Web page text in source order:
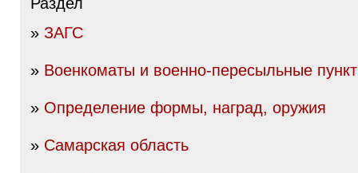
» ЗАГС
» Военкоматы и военно-пересыльные
» Определение формы, наград, оружия
» Самарская область